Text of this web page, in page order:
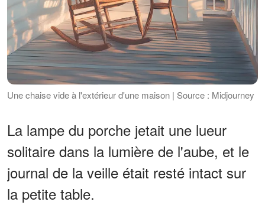
Une chaise vide à l'extérieur d'une maison | Source : Midjourney
La lampe du porche jetait une lueur
solitaire dans la lumière de l'aube, et le
journal de la veille était resté intact sur
la petite table.